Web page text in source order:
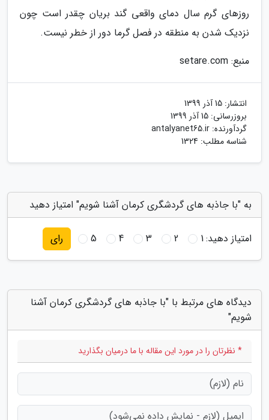
روزهای گرم سال دمای واقعی گند بریان چقدر است چون
نزدیک شدن به منطقه در فصل گرما دور از خطر نیست.
منبع: setare.com
انتشار: 15 آذر 1399
بروزرسانی: 15 آذر 1399
گردآورنده: antalyanet65.ir
شناسه مطلب: 1324
به "با جاذبه های گردشگری کرمان آشنا شویم" امتیاز دهید
امتیاز دهید:1
2
3
4
5 رای
دیدگاه های مرتبط با "با جاذبه های گردشگری کرمان آشنا
شویم"
* نظرتان را در مورد این مقاله با ما درمیان بگذارید